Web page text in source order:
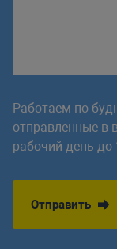
Работаем по
отправленные в
рабочий день до
Отправить